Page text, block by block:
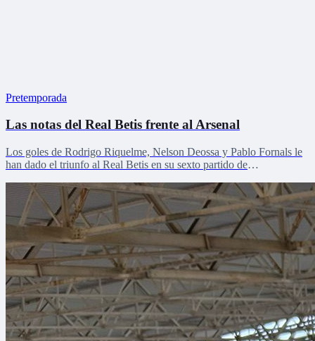
Pretemporada
Las notas del Real Betis frente al Arsenal
Los goles de Rodrigo Riquelme, Nelson Deossa y Pablo Fornals le
han dado el triunfo al Real Betis en su sexto partido de